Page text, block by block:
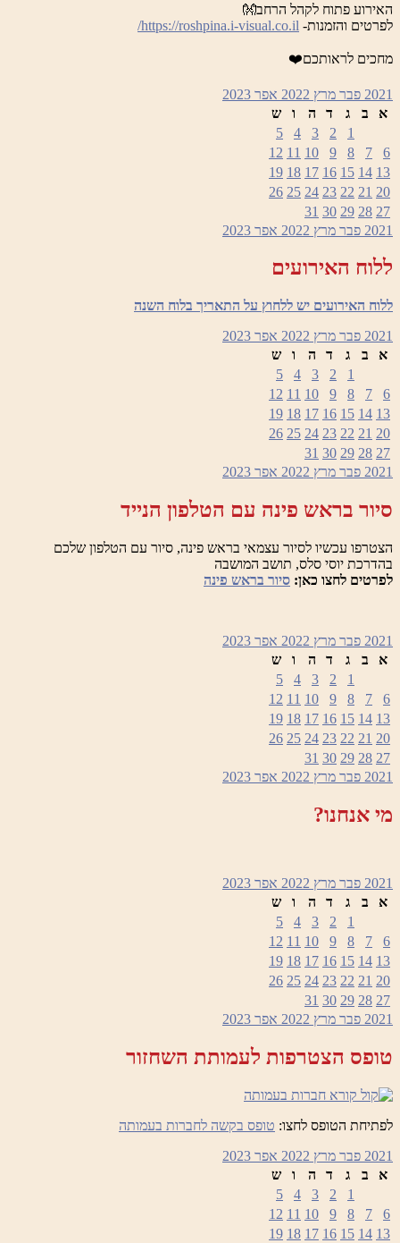
האירוע פתוח לקהל הרחב👐
לפרטים והזמנות- https://roshpina.i-visual.co.il/
מחכים לראותכם❤️
2021 פבר מרץ 2022 אפר 2023
א
ב ג ד ה ו
ש
1
2
3
4
5
6
7
8
9
10
11
12
13
14
15
16
17
18
19
20
21
22
23
24
25
26
27
28
29
30
31
2021 פבר מרץ 2022 אפר 2023
ללוח האירועים
ללוח האירועים יש ללחוץ על התאריך בלוח השנה
2021 פבר מרץ 2022 אפר 2023
א
ב ג ד ה ו
ש
1
2
3
4
5
6
7
8
9
10
11
12
13
14
15
16
17
18
19
20
21
22
23
24
25
26
27
28
29
30
31
2021 פבר מרץ 2022 אפר 2023
סיור בראש פינה עם הטלפון הנייד
הצטרפו עכשיו לסיור עצמאי בראש פינה, סיור עם הטלפון שלכם
בהדרכת יוסי סלס, תושב המושבה
לפרטים לחצו כאן: סיור בראש פינה
2021 פבר מרץ 2022 אפר 2023
א
ב ג ד ה ו
ש
1
2
3
4
5
6
7
8
9
10
11
12
13
14
15
16
17
18
19
20
21
22
23
24
25
26
27
28
29
30
31
2021 פבר מרץ 2022 אפר 2023
מי אנחנו?
2021 פבר מרץ 2022 אפר 2023
א
ב ג ד ה ו
ש
1
2
3
4
5
6
7
8
9
10
11
12
13
14
15
16
17
18
19
20
21
22
23
24
25
26
27
28
29
30
31
2021 פבר מרץ 2022 אפר 2023
טופס הצטרפות לעמותת השחזור
לפתיחת הטופס לחצו: טופס בקשה לחברות בעמותה
2021 פבר מרץ 2022 אפר 2023
א
ב ג ד ה ו
ש
1
2
3
4
5
6
7
8
9
10
11
12
13
14
15
16
17
18
19